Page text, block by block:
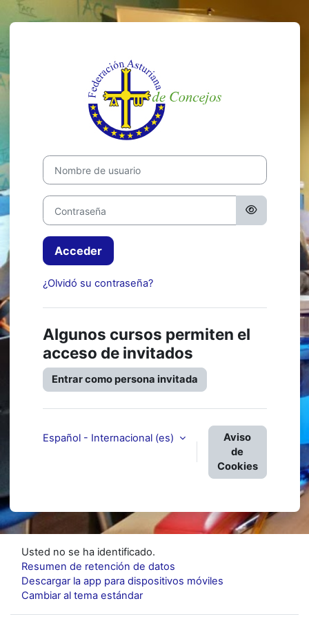
Salta al contenido principal
Entrar a
Nombre de usuario
Contraseña
Acceder
¿Olvidó su contraseña?
Algunos cursos permiten el
acceso de invitados
Entrar como persona invitada
Español - Internacional ‎(es)‎
Aviso
de
Cookies
Usted no se ha identificado.
Resumen de retención de datos
Descargar la app para dispositivos móviles
Cambiar al tema estándar